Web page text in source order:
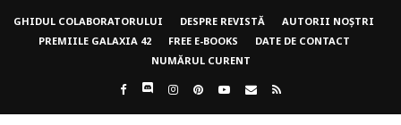
GHIDUL COLABORATORULUI DESPRE REVISTĂ
AUTORII NOȘTRI
PREMIILE GALAXIA 42
FREE E-BOOKS
DATE DE CONTACT
NUMĂRUL CURENT